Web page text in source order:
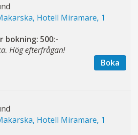
Hotell Miramare, 1
500:-
Hög efterfrågan!
Boka
Hotell Miramare, 1